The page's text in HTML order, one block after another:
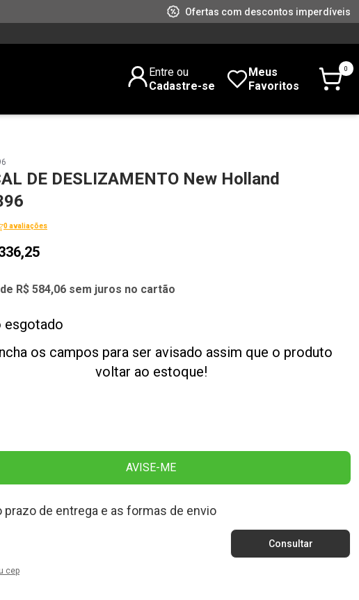
Ofertas com descontos imperdíveis
Entre ou
Cadastre-se
Meus
Favoritos
0
DE DESLIZAMENTO New Holland
0 avaliações
R$ 584,06 sem juros no cartão
esgotado
os campos para ser avisado assim que o produto
voltar ao estoque!
AVISE-ME
prazo de entrega e as formas de envio
cep